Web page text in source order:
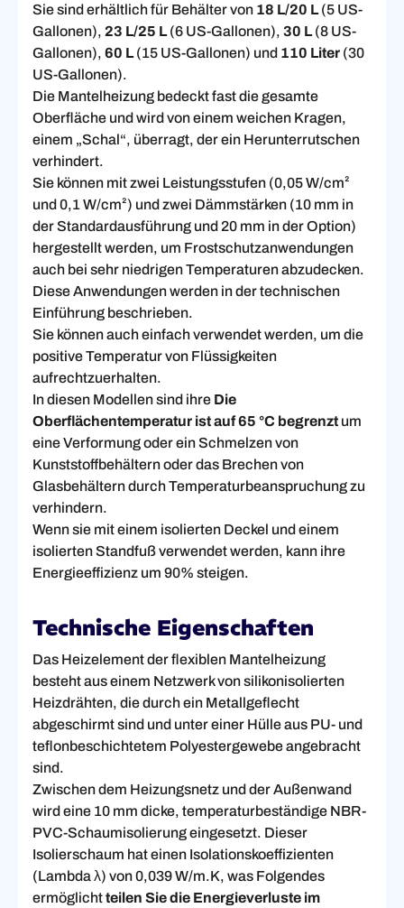
Sie sind erhältlich für Behälter von 18 L/20 L(5 US-
Gallonen), 23 L/25 L(6 US-Gallonen), 30 L(8 US-
Gallonen), 60 L(15 US-Gallonen) und 110 Liter (30
US-Gallonen).
Die Mantelheizung bedeckt fast die gesamte
Oberfläche und wird von einem weichen Kragen,
einem „Schal“, überragt, der ein Herunterrutschen
verhindert.
Sie können mit zwei Leistungsstufen (0,05 W/cm²
und 0,1 W/cm²) und zwei Dämmstärken (10 mm in
der Standardausführung und 20 mm in der Option)
hergestellt werden, um Frostschutzanwendungen
auch bei sehr niedrigen Temperaturen abzudecken.
Diese Anwendungen werden in der technischen
Einführung beschrieben.
Sie können auch einfach verwendet werden, um die
positive Temperatur von Flüssigkeiten
aufrechtzuerhalten.
In diesen Modellen sind ihre Die
Oberflächentemperatur ist auf 65 °C begrenzt um
eine Verformung oder ein Schmelzen von
Kunststoffbehältern oder das Brechen von
Glasbehältern durch Temperaturbeanspruchung zu
verhindern.
Wenn sie mit einem isolierten Deckel und einem
isolierten Standfuß verwendet werden, kann ihre
Energieeffizienz um 90% steigen.
Technische Eigenschaften
Das Heizelement der flexiblen Mantelheizung
besteht aus einem Netzwerk von silikonisolierten
Heizdrähten, die durch ein Metallgeflecht
abgeschirmt sind und unter einer Hülle aus PU- und
teflonbeschichtetem Polyestergewebe angebracht
sind.
Zwischen dem Heizungsnetz und der Außenwand
wird eine 10 mm dicke, temperaturbeständige NBR-
PVC-Schaumisolierung eingesetzt. Dieser
Isolierschaum hat einen Isolationskoeffizienten
(Lambda λ) von 0,039 W/m.K, was Folgendes
ermöglichtteilen Sie die Energieverluste im